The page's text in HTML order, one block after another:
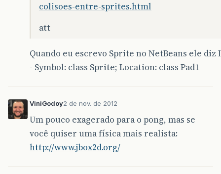
colisoes-entre-sprites.html
att
Quando eu escrevo Sprite no NetBeans ele
- Symbol: class Sprite; Location: class Pad1
ViniGodoy2 de nov. de 2012
Um pouco exagerado para o pong, mas se
você quiser uma física mais realista:
http://www.jbox2d.org/